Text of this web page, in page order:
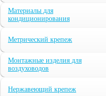
Материалы для
кондиционирования
Метрический крепеж
Монтажные изделия для
воздуховодов
Нержавеющий крепеж